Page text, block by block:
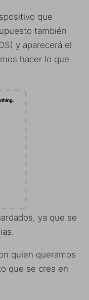
que
también
y aparecerá el
hacer lo que
ya que se
quien queramos
que se crea en